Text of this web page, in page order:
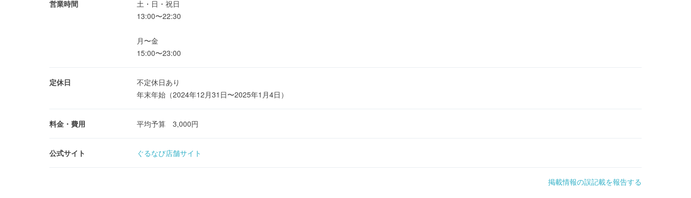
営業時間
土・日・祝日
13:00〜22:30
月〜金
15:00〜23:00
定休日
不定休日あり
年末年始（2024年12月31日〜2025年1月4日）
料金・費用 平均予算 3,000円
公式サイト ぐるなび店舗サイト
掲載情報の誤記載を報告する